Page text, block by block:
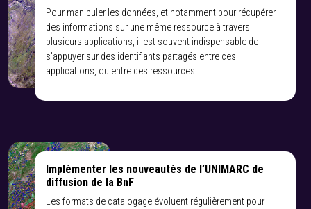
Pour manipuler les données, et notamment pour récupérer
des informations sur une même ressource à travers
plusieurs applications, il est souvent indispensable de
s'appuyer sur des identifiants partagés entre ces
applications, ou entre ces ressources.
Implémenter les nouveautés de l’UNIMARC de
diffusion de la BnF
Les formats de catalogage évoluent régulièrement pour